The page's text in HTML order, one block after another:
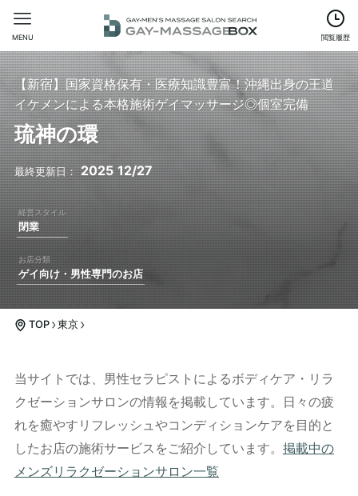
閲覧履歴
MENU
【新宿】国家資格保有・医療知識豊富！沖縄出身の王道
イケメンによる本格施術ゲイマッサージ◎個室完備
琉神の環
2025 12/27
閉業
ゲイ向け・男性専門のお店
TOP 東京
当サイトでは、男性セラピストによるボディケア・リラ
クゼーションサロンの情報を掲載しています。日々の疲
れを癒やすリフレッシュやコンディションケアを目的と
したお店の施術サービスをご紹介しています。 掲載中の
メンズリラクゼーションサロン一覧